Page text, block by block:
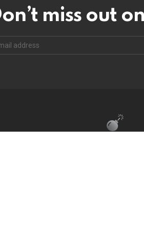
miss out